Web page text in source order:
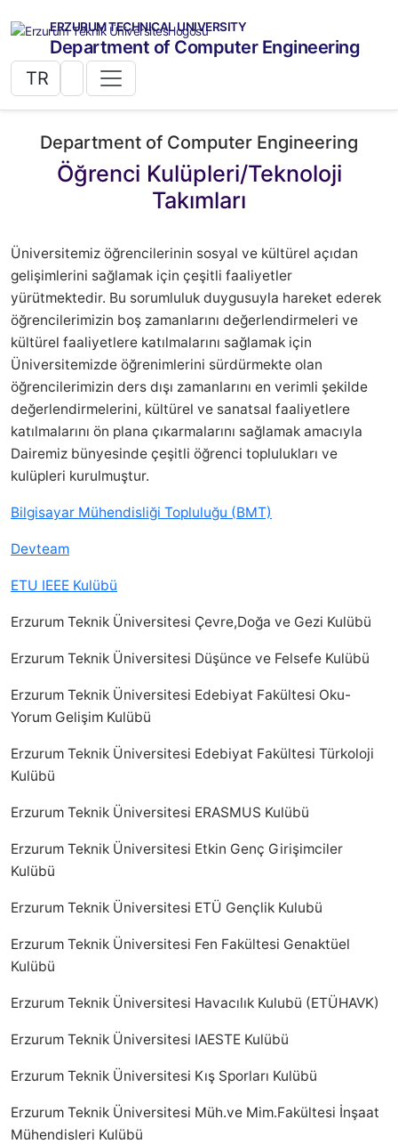
ERZURUM TECHNICAL UNIVERSITY
Department of Computer Engineering
TR
Department of Computer Engineering
Öğrenci Kulüpleri/Teknoloji
Takımları
Üniversitemiz öğrencilerinin sosyal ve kültürel açıdan
gelişimlerini sağlamak için çeşitli faaliyetler
yürütmektedir. Bu sorumluluk duygusuyla hareket ederek
öğrencilerimizin boş zamanlarını değerlendirmeleri ve
kültürel faaliyetlere katılmalarını sağlamak için
Üniversitemizde öğrenimlerini sürdürmekte olan
öğrencilerimizin ders dışı zamanlarını en verimli şekilde
değerlendirmelerini, kültürel ve sanatsal faaliyetlere
katılmalarını ön plana çıkarmalarını sağlamak amacıyla
Dairemiz bünyesinde çeşitli öğrenci toplulukları ve
kulüpleri kurulmuştur.
Bilgisayar Mühendisliği Topluluğu (BMT)
Devteam
ETU IEEE Kulübü
Erzurum Teknik Üniversitesi Çevre,Doğa ve Gezi Kulübü
Erzurum Teknik Üniversitesi Düşünce ve Felsefe Kulübü
Erzurum Teknik Üniversitesi Edebiyat Fakültesi Oku-
Yorum Gelişim Kulübü
Erzurum Teknik Üniversitesi Edebiyat Fakültesi Türkoloji
Kulübü
Erzurum Teknik Üniversitesi ERASMUS Kulübü
Erzurum Teknik Üniversitesi Etkin Genç Girişimciler
Kulübü
Erzurum Teknik Üniversitesi ETÜ Gençlik Kulubü
Erzurum Teknik Üniversitesi Fen Fakültesi Genaktüel
Kulübü
Erzurum Teknik Üniversitesi Havacılık Kulubü (ETÜHAVK)
Erzurum Teknik Üniversitesi IAESTE Kulübü
Erzurum Teknik Üniversitesi Kış Sporları Kulübü
Erzurum Teknik Üniversitesi Müh.ve Mim.Fakültesi İnşaat
Mühendisleri Kulübü